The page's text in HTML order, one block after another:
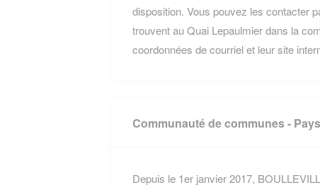
disposition. Vous pouvez les contacter
trouvent au Quai Lepaulmier dans la
coordonnées de courriel et leur site
Communauté de communes -
Depuis le 1er janvier 2017,